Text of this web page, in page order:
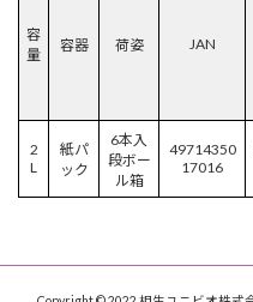
容
量
容器 荷姿 JAN
2
L
紙パ
ック
6本入
段ボー
ル箱
49714350
17016